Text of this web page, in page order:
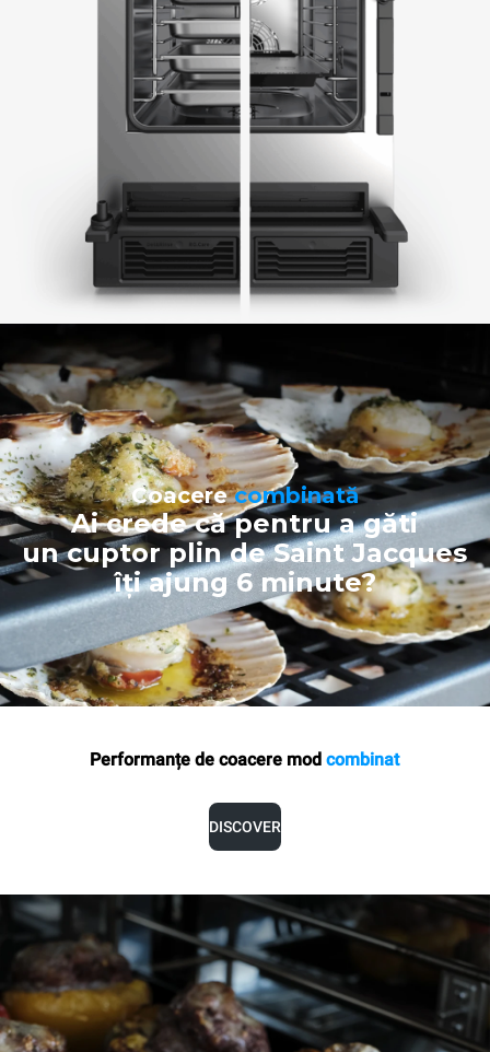
Coacerecombinată
Ai crede că pentru a găti
un cuptor plin de Saint Jacques
îți ajung 6 minute?
Performanțe de coacere modcombinat
DISCOVER